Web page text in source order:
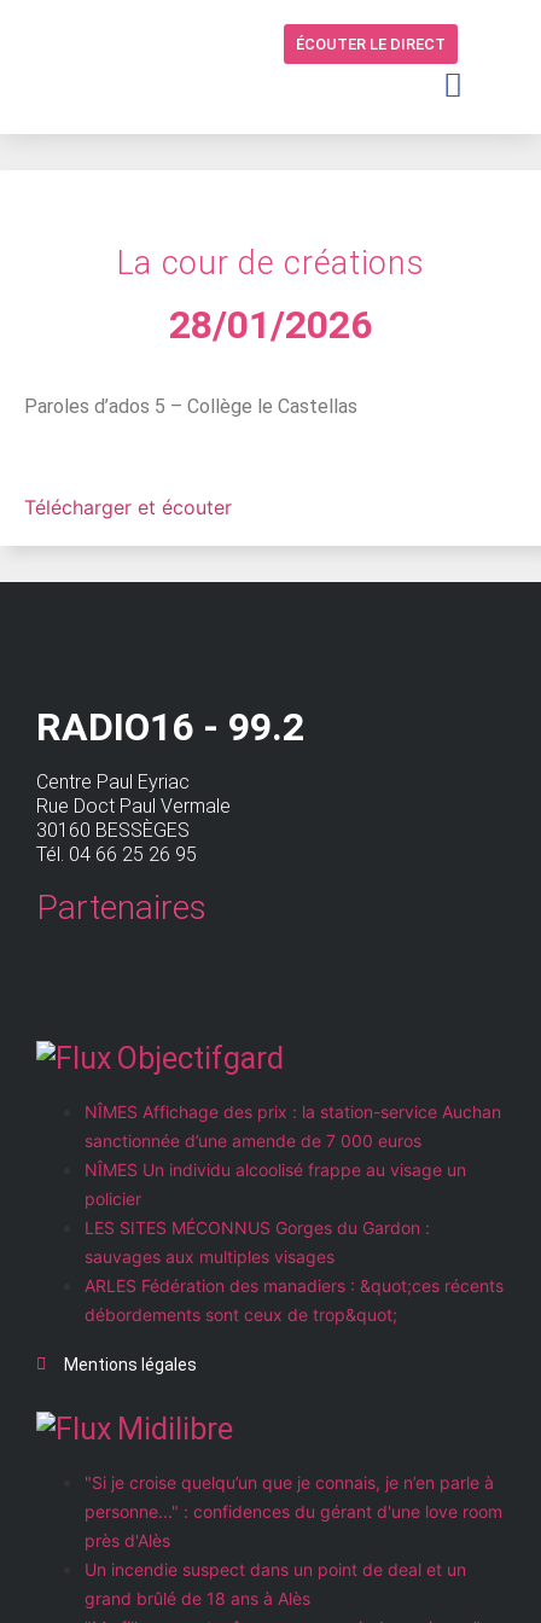
ÉCOUTER LE DIRECT
La cour de créations
28/01/2026
Paroles d’ados 5 – Collège le Castellas
Télécharger et écouter
RADIO16 - 99.2
Centre Paul Eyriac
Rue Doct Paul Vermale
30160 BESSÈGES
Tél. 04 66 25 26 95
Partenaires
Objectifgard
NÎMES Affichage des prix : la station-service Auchan
sanctionnée d’une amende de 7 000 euros
NÎMES Un individu alcoolisé frappe au visage un
policier
LES SITES MÉCONNUS Gorges du Gardon :
sauvages aux multiples visages
ARLES Fédération des manadiers : &quot;ces récents
débordements sont ceux de trop&quot;
Mentions légales
Midilibre
"Si je croise quelqu’un que je connais, je n’en parle à
personne..." : confidences du gérant d'une love room
près d'Alès
Un incendie suspect dans un point de deal et un
grand brûlé de 18 ans à Alès